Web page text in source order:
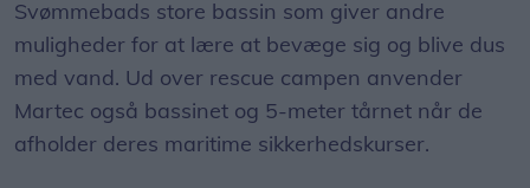
muligheder for at lære at bevæge sig og blive dus
med vand. Ud over rescue campen anvender
Martec også bassinet og 5-meter tårnet når de
afholder deres maritime sikkerhedskurser.